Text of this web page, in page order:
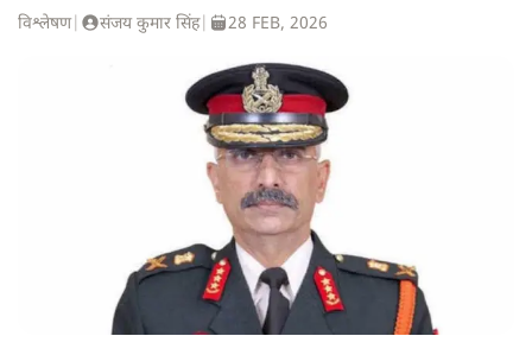
विश्लेषण| संजय कुमार सिंह| 28 FEB, 2026